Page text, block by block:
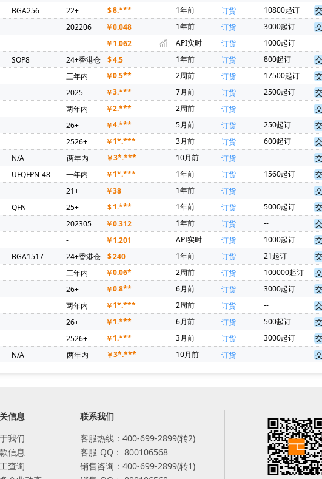
无锡紫光微(1) Nsiway(纳芯威)(1) xysemi(赛芯微)(1)
TEAPO(智宝)(1)
BRIGHTEK(弘凯光电)(1) Magn Tek(麦歌恩)(1)
TMI(拓尔微
)(1) BUSSMANN(巴斯曼)(1)
BGA256 22+ $8.*** 1年前 订货 10800起订
202206 ￥0.048 1年前 订货 3000起订
￥1.062 API实时 订货
1000起订
SOP8 24+香港仓 $4.5 1年前 订货 800起订
三年内 ￥0.5** 2周前 订货 17500起订
2025 ￥3.*** 7月前 订货 2500起订
两年内 ￥2.*** 2周前 订货 --
26+ ￥4.*** 5月前 订货 250起订
2526+ ￥1*.*** 3月前 订货 600起订
N/A 两年内 ￥3*.*** 10月前 订货 --
UFQFPN-48 一年内 ￥1*.*** 1年前 订货 1560起订
21+ ￥38 1年前 订货 --
QFN 25+ $1.*** 1年前 订货 5000起订
202305 ￥0.312 1年前 订货 --
- ￥1.201 API实时 订货 1000起订
BGA1517 24+香港仓 $240 1年前 订货 21起订
三年内 ￥0.06* 2周前 订货 100000起订
26+ ￥0.8** 6月前 订货 3000起订
两年内 ￥1*.*** 2周前 订货 --
26+ ￥1.*** 6月前 订货 500起订
2526+ ￥1.*** 3月前 订货 3000起订
N/A 两年内 ￥3*.*** 10月前 订货 --
信息
我们
信息
查询
联系我们
客服热线：400-699-2899(转2)
客服 QQ： 800106568
销售咨询：400-699-2899(转1)